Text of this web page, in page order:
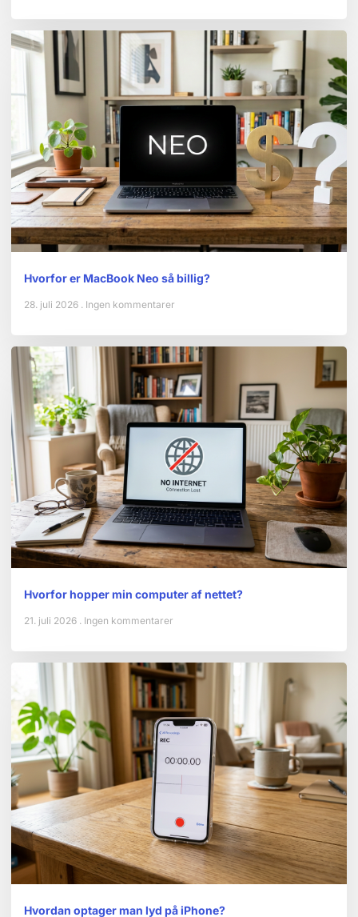
Hvorfor er MacBook Neo så billig?
28. juli 2026 Ingen kommentarer
Hvorfor hopper min computer af nettet?
21. juli 2026 Ingen kommentarer
Hvordan optager man lyd på iPhone?